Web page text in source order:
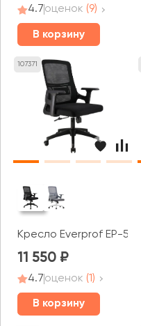
4.7оценок (9)
В корзину
107371
Кресло Everprof EP-520
11 550
4.7оценок (1)
В корзину